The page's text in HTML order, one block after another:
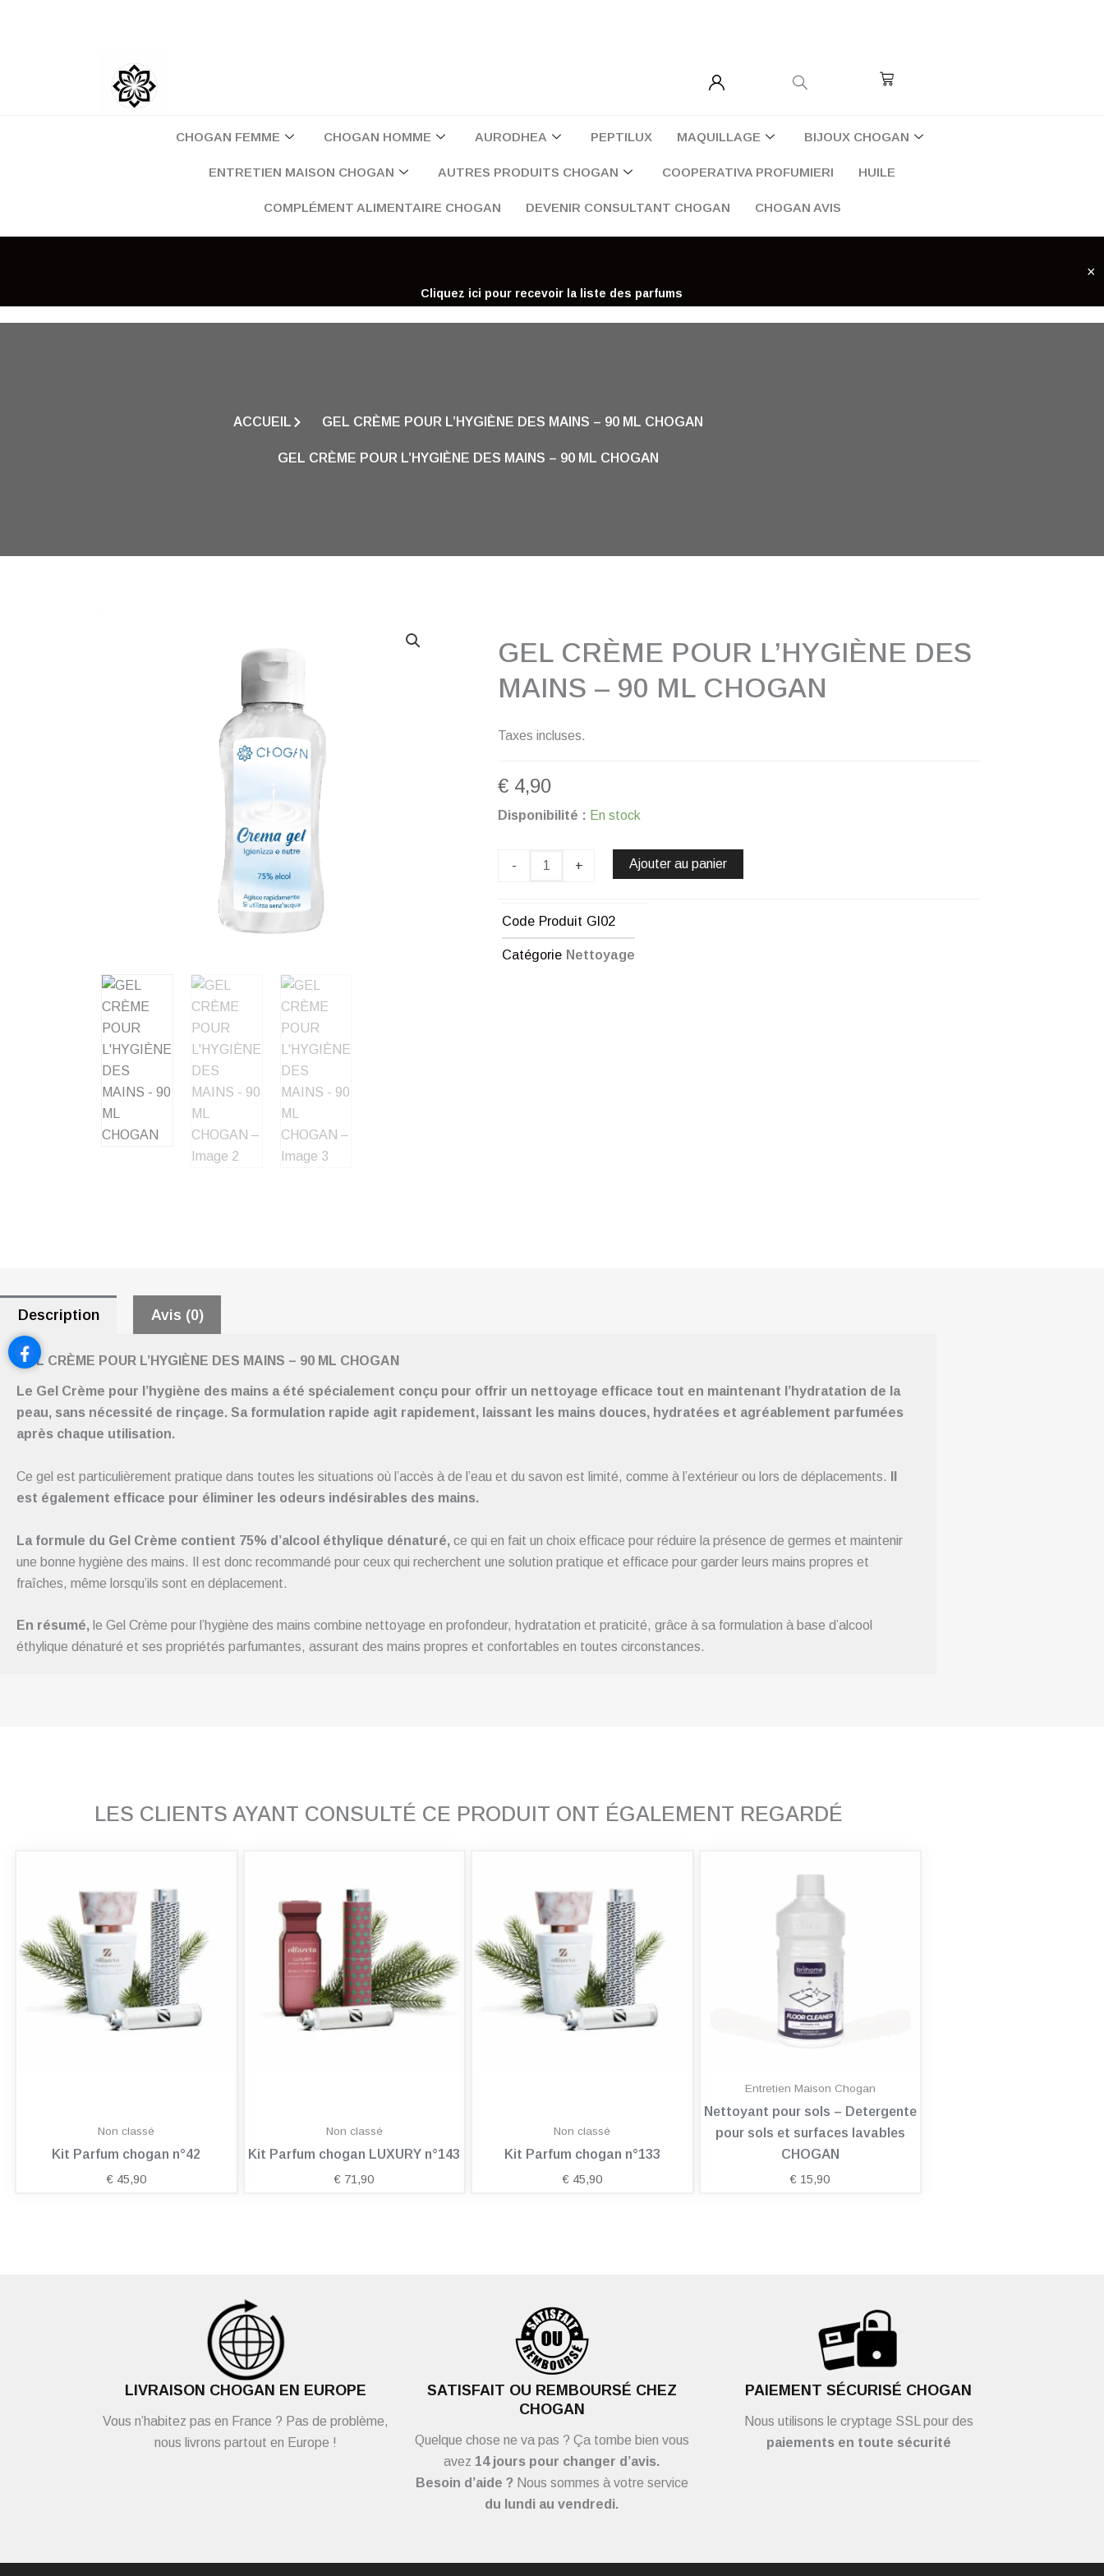
Cart
CHOGAN FEMME CHOGAN HOMME AURODHEA PEPTILUX MAQUILLAGE BIJOUX CHOGAN
ENTRETIEN MAISON CHOGAN AUTRES PRODUITS CHOGAN COOPERATIVA PROFUMIERI HUILE
COMPLÉMENT ALIMENTAIRE CHOGAN DEVENIR CONSULTANT CHOGAN CHOGAN AVIS
Cliquez ici pour recevoir la liste des parfums
×
ACCUEIL GEL CRÈME POUR L’HYGIÈNE DES MAINS – 90 ML CHOGAN
GEL CRÈME POUR L’HYGIÈNE DES MAINS – 90 ML CHOGAN
GEL CRÈME POUR L’HYGIÈNE DES
MAINS – 90 ML CHOGAN
Taxes incluses.
€ 4,90
Disponibilité : En stock
-
quantité
MAINS
90
+ Ajouter au panier
Code Produit GI02
Catégorie Nettoyage
Description Avis (0)
GEL CRÈME POUR L’HYGIÈNE DES MAINS – 90 ML CHOGAN
Le Gel Crème pour l’hygiène des mains a été spécialement conçu pour offrir un nettoyage efficace tout en maintenant l’hydratation de la
peau, sans nécessité de rinçage. Sa formulation rapide agit rapidement, laissant les mains douces, hydratées et agréablement parfumées
après chaque utilisation.
Ce gel est particulièrement pratique dans toutes les situations où l’accès à de l’eau et du savon est limité, comme à l’extérieur ou lors de déplacements.
est également efficace pour éliminer les odeurs indésirables des mains.
La formule du Gel Crème contient 75% d’alcool éthylique dénaturé, ce qui en fait un choix efficace pour réduire la présence de germes et maintenir
une bonne hygiène des mains. Il est donc recommandé pour ceux qui recherchent une solution pratique et efficace pour garder leurs mains propres et
fraîches, même lorsqu’ils sont en déplacement.
En résumé, le Gel Crème pour l’hygiène des mains combine nettoyage en profondeur, hydratation et praticité, grâce à sa formulation à base d’alcool
éthylique dénaturé et ses propriétés parfumantes, assurant des mains propres et confortables en toutes circonstances.
LES CLIENTS AYANT CONSULTÉ CE PRODUIT ONT ÉGALEMENT REGARDÉ
Non classé
Kit Parfum chogan n°42
€ 45,90
Non classé
Kit Parfum chogan LUXURY n°143
€ 71,90
Non classé
Kit Parfum chogan n°133
€ 45,90
Entretien Maison Chogan
Nettoyant pour sols – Detergente
pour sols et surfaces lavables
CHOGAN
€ 15,90
LIVRAISON CHOGAN EN EUROPE
Vous n’habitez pas en France ? Pas de problème,
nous livrons partout en Europe !
SATISFAIT OU REMBOURSÉ CHEZ
CHOGAN
Quelque chose ne va pas ? Ça tombe bien vous
avez 14 jours pour changer d’avis.
Besoin d’aide ?Nous sommes à votre service
du lundi au vendredi.
PAIEMENT SÉCURISÉ CHOGAN
Nous utilisons le cryptage SSL pour des
paiements en toute sécurité